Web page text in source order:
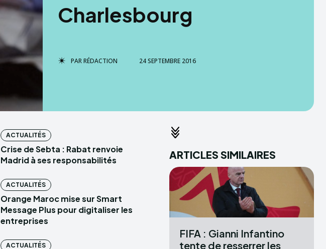
Charlesbourg
PARRÉDACTION 24 SEPTEMBRE 2016
ACTUALITÉS
Crise de Sebta : Rabat renvoie
Madrid à ses responsabilités
ACTUALITÉS
Orange Maroc mise sur Smart
Message Plus pour digitaliser les
entreprises
ACTUALITÉS
ARTICLES SIMILAIRES
FIFA : Gianni Infantino
tente de resserrer les